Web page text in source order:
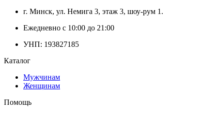
г. Минск, ул. Немига 3, этаж 3, шоу-рум 1.
Ежедневно с 10:00 до 21:00
УНП: 193827185
Каталог
Мужчинам
Женщинам
Помощь